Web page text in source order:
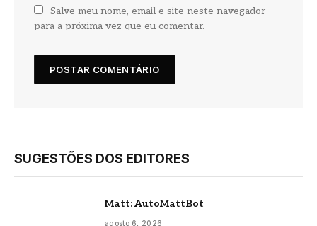
Salve meu nome, email e site neste navegador
para a próxima vez que eu comentar.
SUGESTÕES DOS EDITORES
Matt: AutoMattBot
agosto 6, 2026